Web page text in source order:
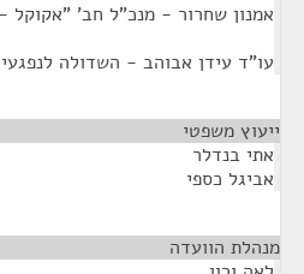
אמנון שחרור - מנכ"ל חב' "אקוקל
עו"ד עידן אבוהב - השדולה
ייעוץ משפטי
אתי בנדלר
אביגל כספי
מנהלת הוועדה